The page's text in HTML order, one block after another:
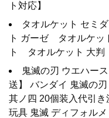
ト対応】
タオルケット セミ
ト ガーゼ タオルケッ
ト タオルケット 大
鬼滅の刃 ウエハー
送】 バンダイ 鬼滅の
其ノ四 20個装入代引
玩具 鬼滅 ディフォル